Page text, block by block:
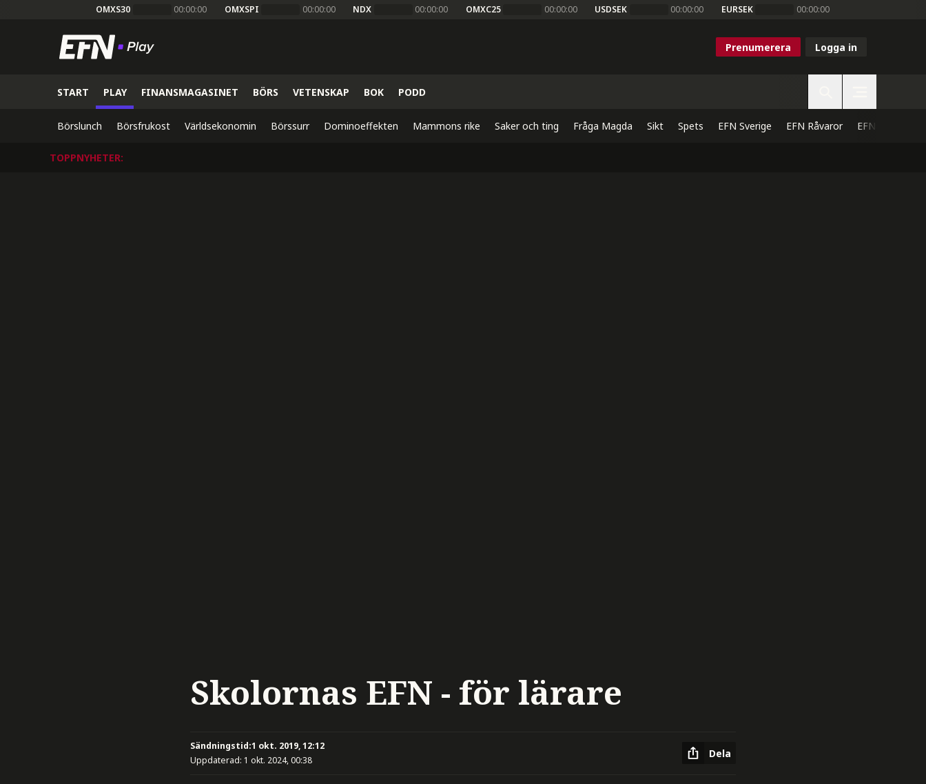
OMXS30 00:00:00 OMXSPI 00:00:00 NDX 00:00:00 OMXC25 00:00:00 USDSEK 00:00:00 EURSEK 00:00:00
Prenumerera Logga in
START PLAY FINANSMAGASINET BÖRS VETENSKAP BOK PODD
Börslunch Börsfrukost Världsekonomin Börssurr Dominoeffekten Mammons rike Saker och ting Fråga Magda Sikt Spets EFN Sverige EFN Råvaror EFN Direkt
TOPPNYHETER:
Skolornas EFN - för lärare
Sändningstid:1 okt. 2019, 12:12
Uppdaterad: 1 okt. 2024, 00:38
Dela